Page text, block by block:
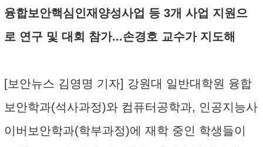
융합보안핵심인재양성사업 등 3개 사업 지원으
로 연구 및 대회 참가...손경호 교수가 지도해
[보안뉴스 김영명 기자] 강원대 일반대학원 융합
보안학과(석사과정)와 컴퓨터공학과, 인공지능사
이버보안학과(학부과정)에 재학 중인 학생들이